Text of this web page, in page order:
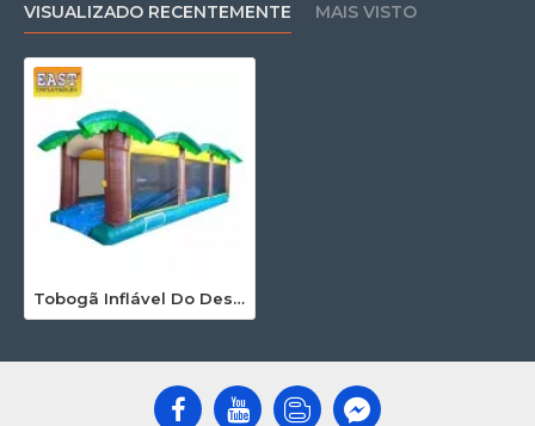
VISUALIZADO RECENTEMENTE MAIS VISTO
Tobogã Inflável Do Deslizamento N